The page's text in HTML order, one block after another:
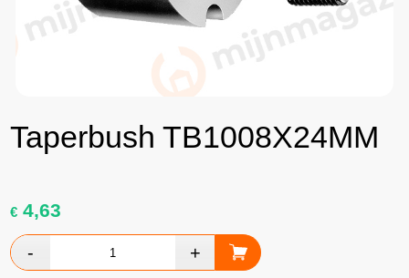
Taperbush TB1008X24MM
€ 4,63